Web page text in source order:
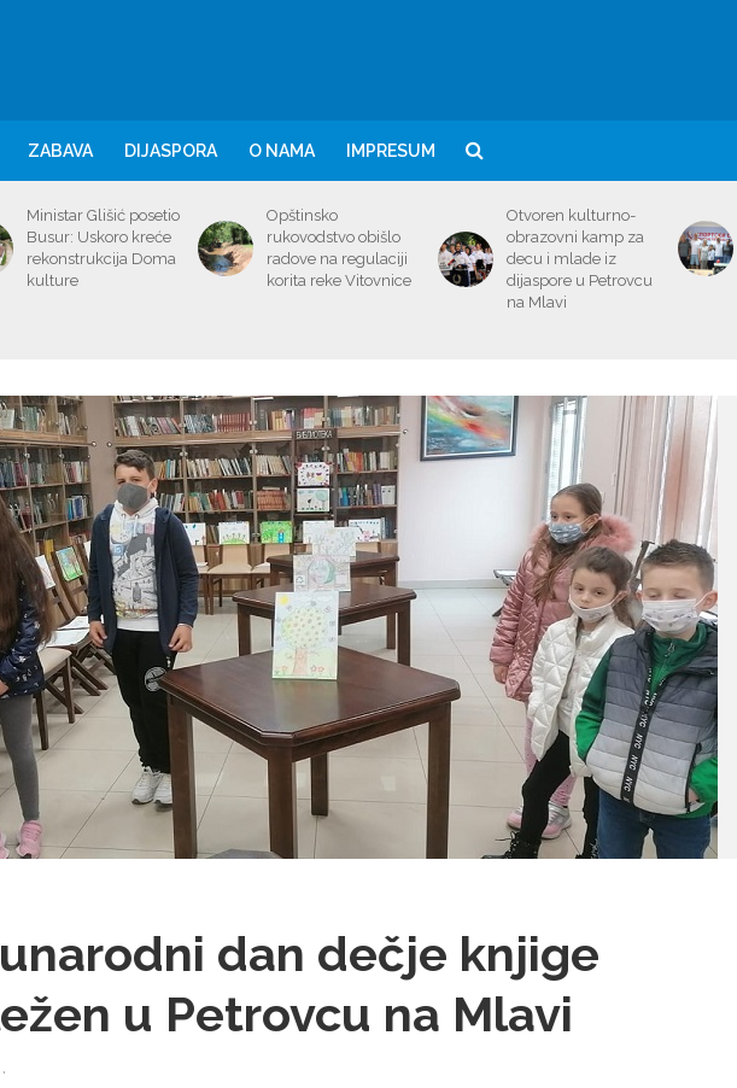
ZABAVA DIJASPORA O NAMA IMPRESUM
Ministar Glišić posetio
Busur: Uskoro kreće
rekonstrukcija Doma
kulture
Opštinsko
rukovodstvo obišlo
radove na regulaciji
korita reke Vitovnice
Otvoren kulturno-
obrazovni kamp za
decu i mlade iz
dijaspore u Petrovcu
na Mlavi
dan dečje knjige
u Petrovcu na Mlavi